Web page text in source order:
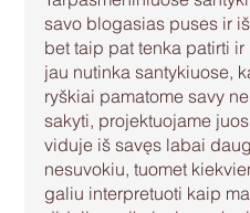
savo blogasias puses ir
bet taip pat tenka patirti
jau nutinka santykiuose,
ryškiai pamatome savy
sakyti, projektuojame
viduje iš savęs labai
nesuvokiu, tuomet
galiu interpretuoti kaip